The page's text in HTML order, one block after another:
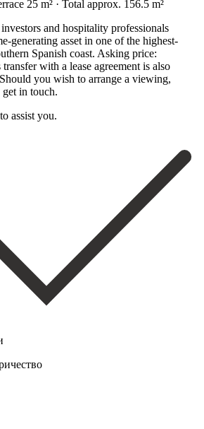
25 m² · Total approx. 156.5 m²
and hospitality professionals
generating asset in one of the highest-
Spanish coast. Asking price:
with ‌a ‌lease ‌agreement ‌is also
you wish to arrange a viewing,
‌get in touch.
‌assist ‌you.